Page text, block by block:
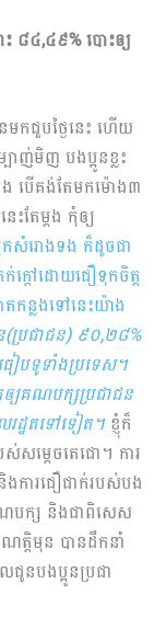
៨៤,៤៩% បោះឲ្យ
កជួបថ្ងៃនេះ ហើយ
ាញ់មិញ បងប្អូនខ្លះ
ង បើគង់តែមកម៉ោង៣
តែម្ដង កុំឲ្យ
កសំរោងទង ក៏ដូចជា
ក់ក្ដៅដោយជឿទុកចិត្ត
កន្លងទៅនេះយ៉ាង
(ប្រជាជន) ៩០,២៨%
ៀបទូទាំងប្រទេស។
ឲ្យគណបក្សប្រជាជន
រដ្ឋតទៅទៀត។ ខ្ញុំក៏
ស់សម្ដេចតេជោ។ ការ
ងការជឿជាក់របស់បង
ណបក្ស និងជាពិសេស
ណត្តិមុន បានដឹកនាំ
ជូនបងប្អូនប្រជា